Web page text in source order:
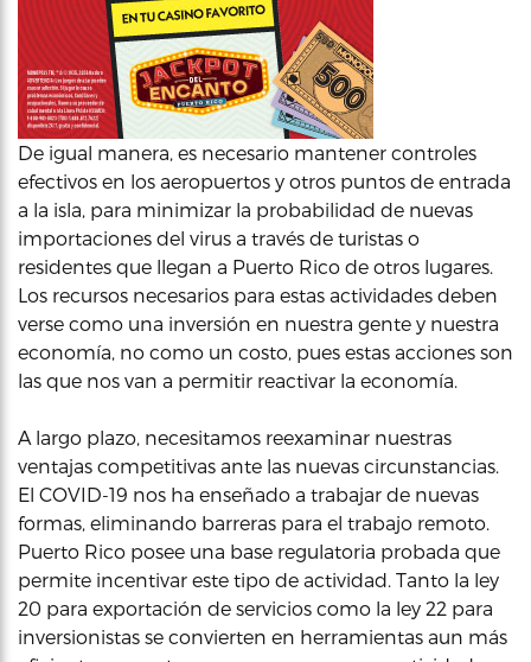
De igual manera, es necesario mantener controles
efectivos en los aeropuertos y otros puntos de entrada
a la isla, para minimizar la probabilidad de nuevas
importaciones del virus a través de turistas o
residentes que llegan a Puerto Rico de otros lugares.
Los recursos necesarios para estas actividades deben
verse como una inversión en nuestra gente y nuestra
economía, no como un costo, pues estas acciones son
las que nos van a permitir reactivar la economía.
A largo plazo, necesitamos reexaminar nuestras
ventajas competitivas ante las nuevas circunstancias.
El COVID-19 nos ha enseñado a trabajar de nuevas
formas, eliminando barreras para el trabajo remoto.
Puerto Rico posee una base regulatoria probada que
permite incentivar este tipo de actividad. Tanto la ley
20 para exportación de servicios como la ley 22 para
inversionistas se convierten en herramientas aun más